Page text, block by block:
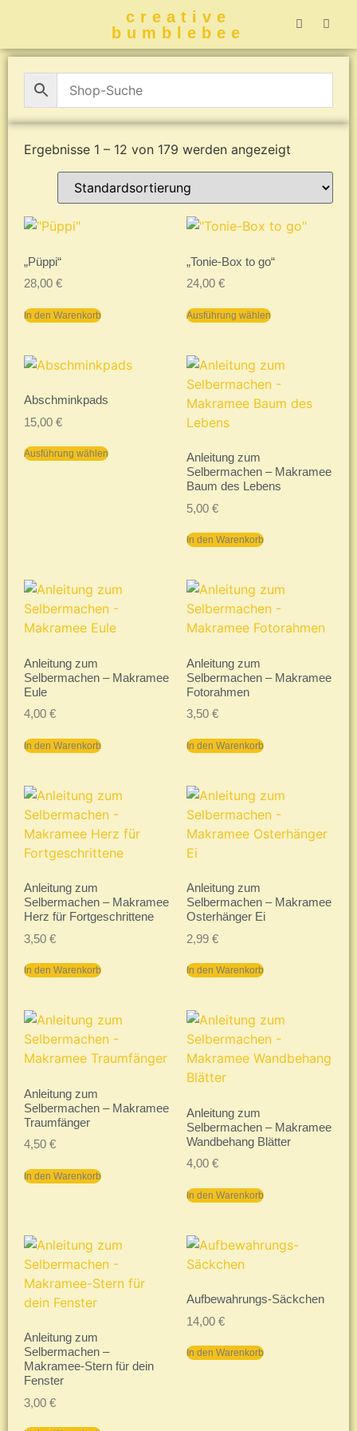
creative
bumblebee
Ergebnisse 1 – 12 von 179 werden angezeigt
„Püppi“
28,00 €
In den Warenkorb
„Tonie-Box to go“
24,00 €
Ausführung wählen
Abschminkpads
15,00 €
Ausführung wählen
Anleitung zum
Selbermachen – Makramee
Baum des Lebens
5,00 €
In den Warenkorb
Anleitung zum
Selbermachen – Makramee
Eule
4,00 €
In den Warenkorb
Anleitung zum
Selbermachen – Makramee
Fotorahmen
3,50 €
In den Warenkorb
Anleitung zum
Selbermachen – Makramee
Herz für Fortgeschrittene
3,50 €
In den Warenkorb
Anleitung zum
Selbermachen – Makramee
Osterhänger Ei
2,99 €
In den Warenkorb
Anleitung zum
Selbermachen – Makramee
Traumfänger
4,50 €
In den Warenkorb
Anleitung zum
Selbermachen – Makramee
Wandbehang Blätter
4,00 €
In den Warenkorb
Anleitung zum
Selbermachen –
Makramee-Stern für dein
Fenster
3,00 €
Aufbewahrungs-Säckchen
14,00 €
In den Warenkorb